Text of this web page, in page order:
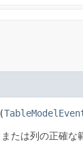
​(
たは列の正確な